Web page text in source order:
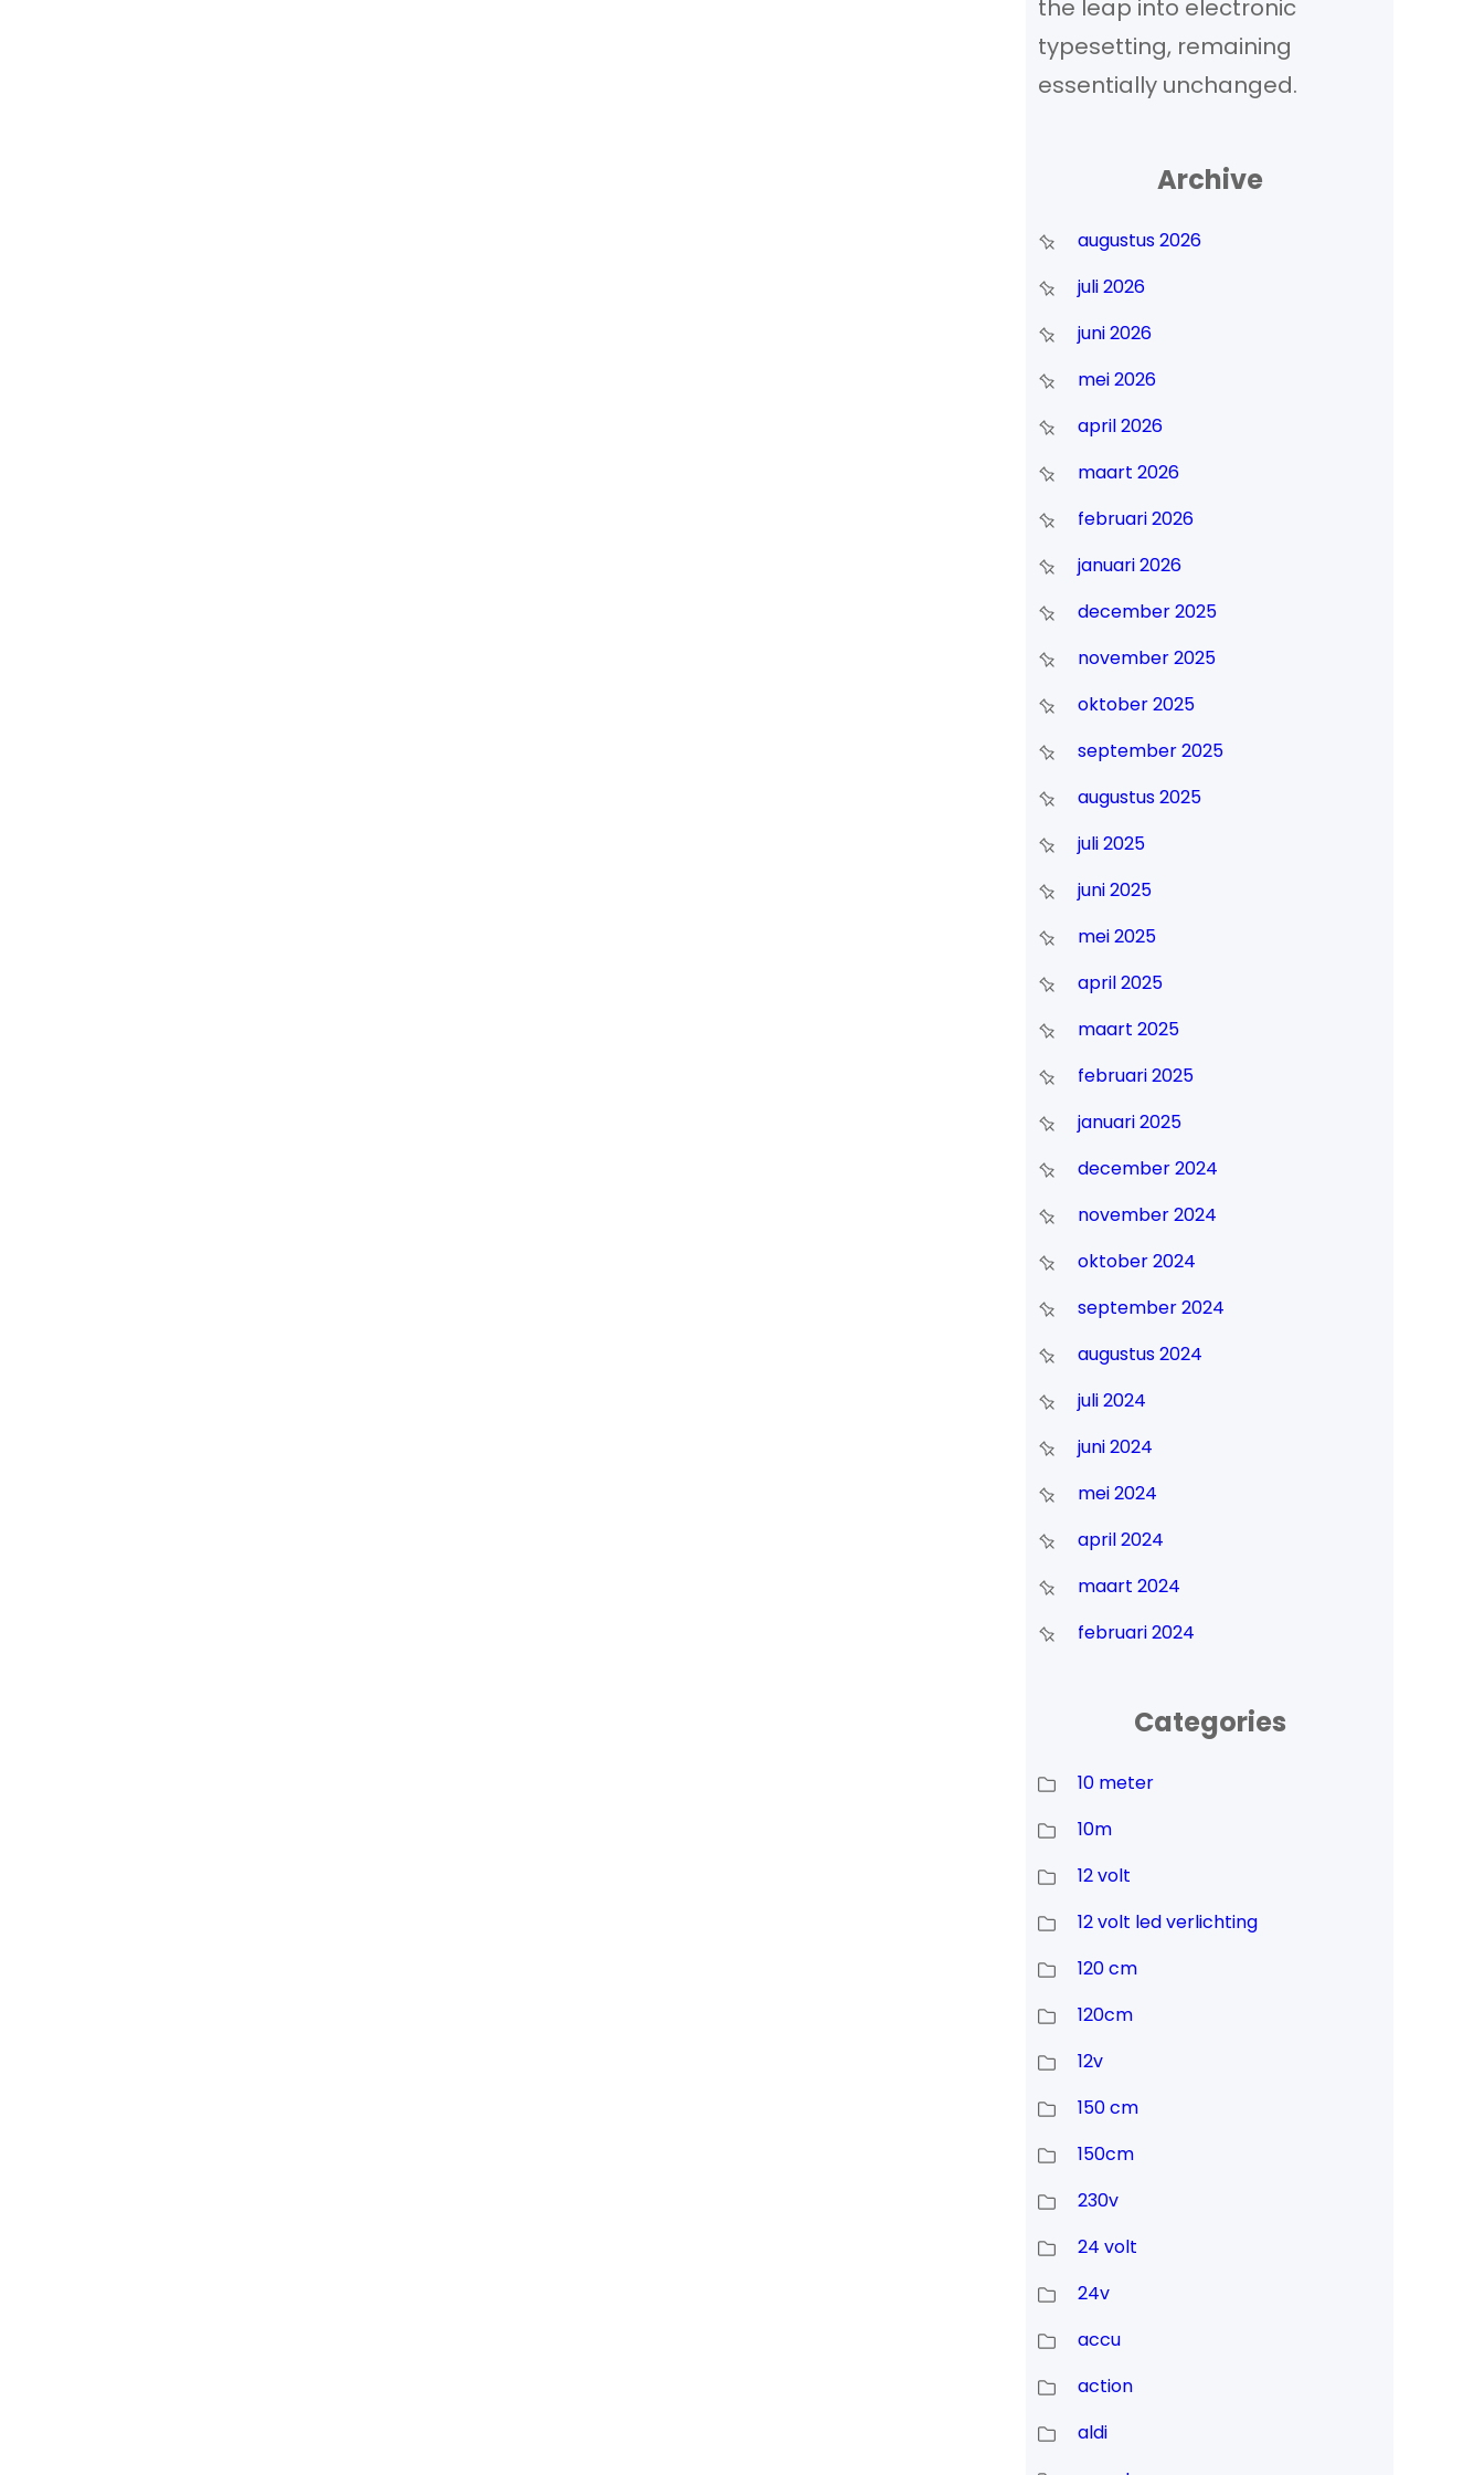
the leap into electronic
typesetting, remaining
essentially unchanged.
Archive
augustus 2026
juli 2026
juni 2026
mei 2026
april 2026
maart 2026
februari 2026
januari 2026
december 2025
november 2025
oktober 2025
september 2025
augustus 2025
juli 2025
juni 2025
mei 2025
april 2025
maart 2025
februari 2025
januari 2025
december 2024
november 2024
oktober 2024
september 2024
augustus 2024
juli 2024
juni 2024
mei 2024
april 2024
maart 2024
februari 2024
Categories
10 meter
10m
12 volt
12 volt led verlichting
120 cm
120cm
12v
150 cm
150cm
230v
24 volt
24v
accu
action
aldi